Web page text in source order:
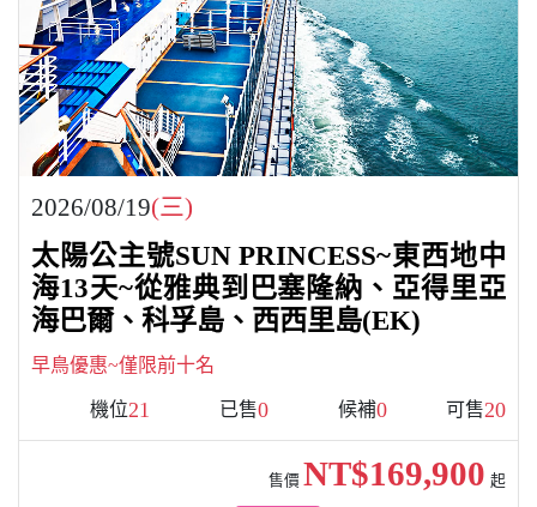
2026/08/19(三)
太陽公主號SUN PRINCESS~東西地中
海13天~從雅典到巴塞隆納、亞得里亞
海巴爾、科孚島、西西里島(EK)
早鳥優惠~僅限前十名
機位21 已售0 候補0 可售20
售價 NT$169,900 起